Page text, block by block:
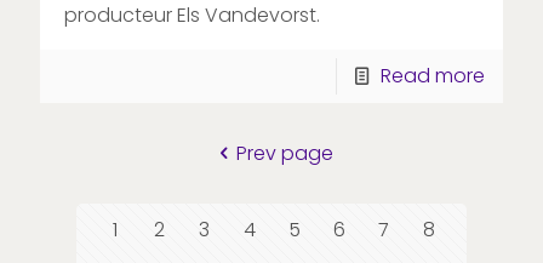
producteur Els Vandevorst.
Read more
Prev page
1 2 3 4 5 6 7
8